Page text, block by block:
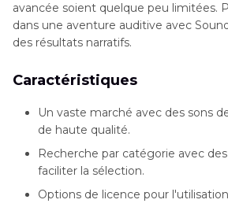
avancée soient quelque peu limitées.
dans une aventure auditive avec
des résultats narratifs.
Caractéristiques
Un vaste marché avec des sons
de haute qualité.
Recherche par catégorie avec
faciliter la sélection.
Options de licence pour